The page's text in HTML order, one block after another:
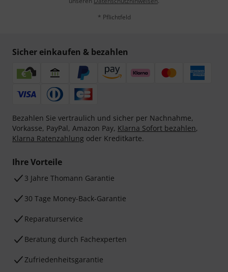
* Pflichtfeld
Sicher einkaufen & bezahlen
Bezahlen Sie vertraulich und sicher per Nachnahme,
Vorkasse, PayPal, Amazon Pay, Klarna Sofort bezahlen,
Klarna Ratenzahlung oder Kreditkarte.
Ihre Vorteile
3 Jahre Thomann Garantie
30 Tage Money-Back-Garantie
Reparaturservice
Beratung durch Fachexperten
Zufriedenheitsgarantie